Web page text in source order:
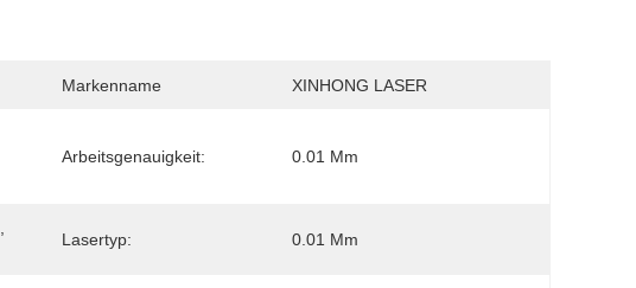
Markenname XINHONG LASER
Arbeitsgenauigkeit: 0.01 Mm
Lasertyp: 0.01 Mm